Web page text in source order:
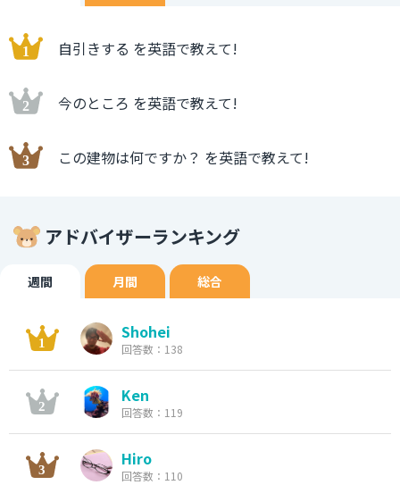
自引きする を英語で教えて!
今のところ を英語で教えて!
この建物は何ですか？ を英語で教えて!
アドバイザーランキング
週間 月間 総合
Shohei
回答数：138
Ken
回答数：119
Hiro
回答数：110